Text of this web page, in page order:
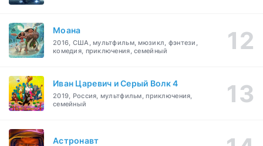
Моана
2016, США, мультфильм, мюзикл, фэнтези,
комедия, приключения, семейный
Иван Царевич и Серый Волк 4
2019, Россия, мультфильм, приключения,
семейный
Астронавт